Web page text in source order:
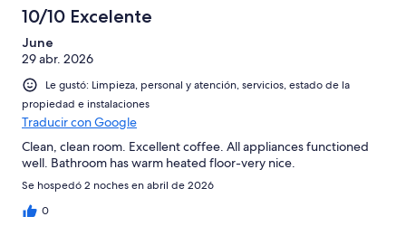
10/10 Excelente
June
29 abr. 2026
Le gustó: Limpieza, personal y atención, servicios, estado de la
propiedad e instalaciones
Traducir con Google
Clean, clean room. Excellent coffee. All appliances functioned
well. Bathroom has warm heated floor-very nice.
Se hospedó 2 noches en abril de 2026
0